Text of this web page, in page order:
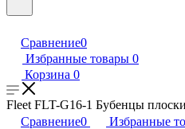
Сравнение0
Избранные товары 0
Корзина 0
Fleet FLT-G16-1 Бубенцы
Сравнение0 Избранные